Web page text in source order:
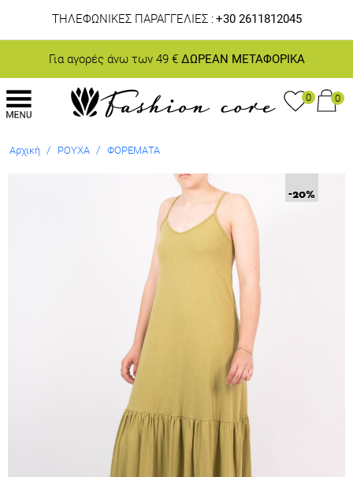
ΤΗΛΕΦΩΝΙΚΕΣ ΠΑΡΑΓΓΕΛΙΕΣ : +30 2611812045
Για αγορές άνω των 49 €ΔΩΡΕΑΝ ΜΕΤΑΦΟΡΙΚΑ
0 0
Αρχική / ΡΟΥΧΑ / ΦΟΡΕΜΑΤΑ
-20%